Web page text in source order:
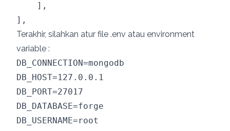
    ],
Terakhir, silahkan atur file .env atau environment
variable :
DB_CONNECTION=mongodb
DB_HOST=127.0.0.1
DB_PORT=27017
DB_DATABASE=forge
DB_USERNAME=root